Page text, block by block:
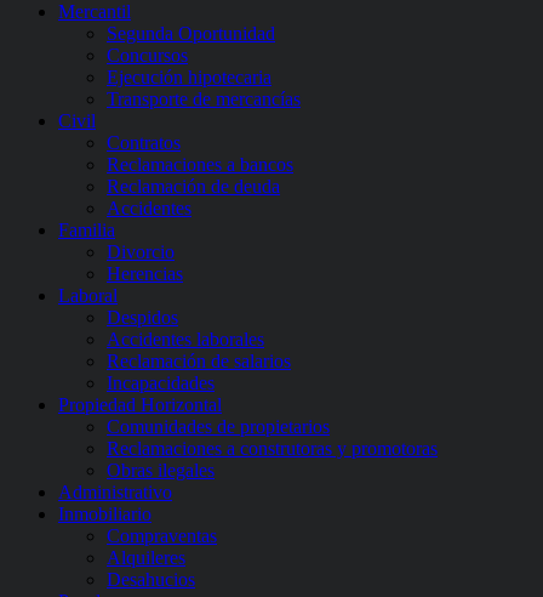
Mercantil
Segunda Oportunidad
Concursos
Ejecución hipotecaria
Transporte de mercancías
Civil
Contratos
Reclamaciones a bancos
Reclamación de deuda
Accidentes
Familia
Divorcio
Herencias
Laboral
Despidos
Accidentes laborales
Reclamación de salarios
Incapacidades
Propiedad Horizontal
Comunidades de propietarios
Reclamaciones a construtoras y promotoras
Obras ilegales
Administrativo
Inmobiliario
Compraventas
Alquileres
Desahucios